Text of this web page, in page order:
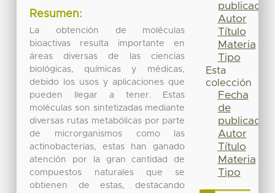
Resumen:
La obtención de moléculas
bioactivas resulta importante en
áreas diversas de las ciencias
biológicas, químicas y médicas,
debido los usos y aplicaciones que
pueden llegar a tener. Estas
moléculas son sintetizadas mediante
diversas rutas metabólicas por parte
de microrganismos como las
actinobacterias, estas han ganado
atención por la gran cantidad de
compuestos naturales que se
obtienen de estas, destacando
publicación
Autor
Título
Materia
Tipo
Esta
colección
Fecha
de
publicación
Autor
Título
Materia
Tipo